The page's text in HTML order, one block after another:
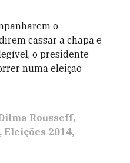
o
cassar a chapa e
o presidente
numa eleição
Rousseff
Eleições 2014